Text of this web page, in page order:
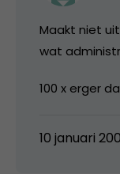
Maakt niet
wat
100 x erger
10 januari